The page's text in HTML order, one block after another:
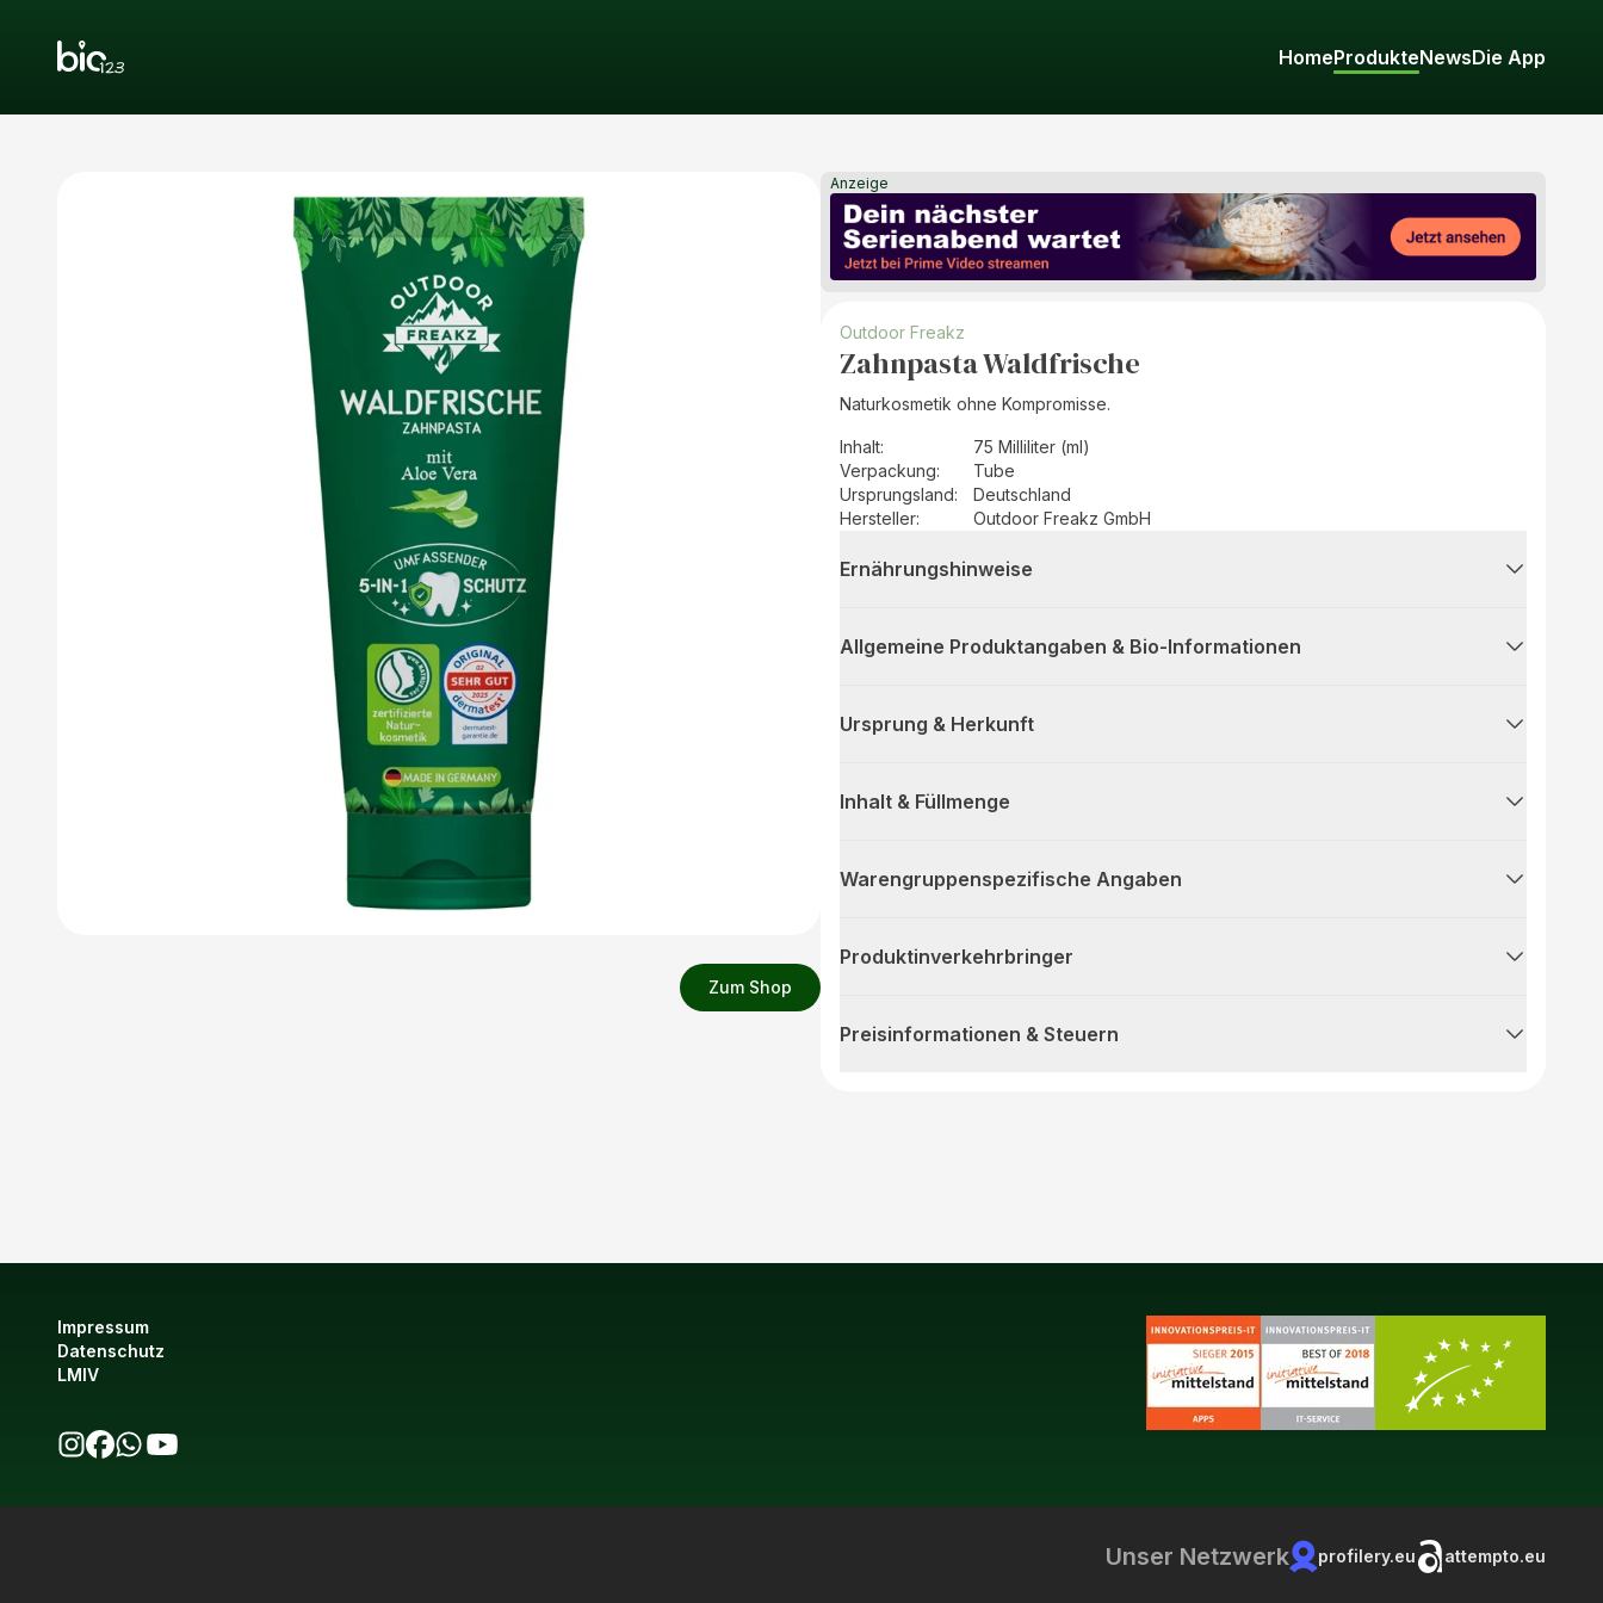
HomeProdukteNewsDie App
Zum Shop
Anzeige
Outdoor Freakz
Zahnpasta Waldfrische
Naturkosmetik ohne Kompromisse.
Inhalt:
75 Milliliter (ml)
Verpackung:
Tube
Ursprungsland:
Deutschland
Hersteller: Outdoor Freakz GmbH
Ernährungshinweise
Allgemeine Produktangaben & Bio-Informationen
Ursprung & Herkunft
Inhalt & Füllmenge
Warengruppenspezifische Angaben
Produktinverkehrbringer
Preisinformationen & Steuern
Impressum
Datenschutz
LMIV
Unser Netzwerk profilery.eu attempto.eu